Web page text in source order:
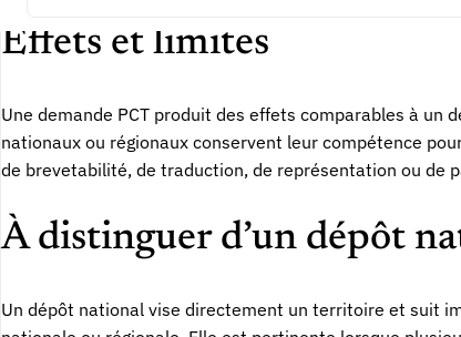
Effets et limites
Une demande PCT produit des effets comparables à
nationaux ou régionaux conservent leur compétence
de brevetabilité, de traduction, de représentation ou de
À distinguer d’un dépôt
Un dépôt national vise directement un territoire et suit